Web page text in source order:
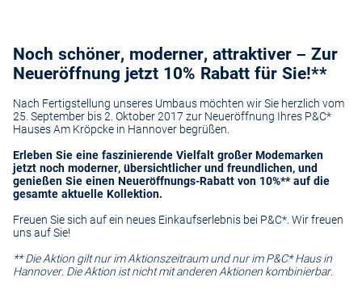
Noch schöner, moderner, attraktiver – Zur
Neueröffnung jetzt 10% Rabatt für Sie!**
Nach Fertigstellung unseres Umbaus möchten wir Sie herzlich vom
25. September bis 2. Oktober 2017 zur Neueröffnung Ihres P&C*
Hauses Am Kröpcke in Hannover begrüßen.
Erleben Sie eine faszinierende Vielfalt großer Modemarken
jetzt noch moderner, übersichtlicher und freundlichen, und
genießen Sie einen Neueröffnungs-Rabatt von 10%** auf die
gesamte aktuelle Kollektion.
Freuen Sie sich auf ein neues Einkaufserlebnis bei P&C*. Wir freuen
uns auf Sie!
** Die Aktion gilt nur im Aktionszeitraum und nur im P&C* Haus in
Hannover. Die Aktion ist nicht mit anderen Aktionen kombinierbar.